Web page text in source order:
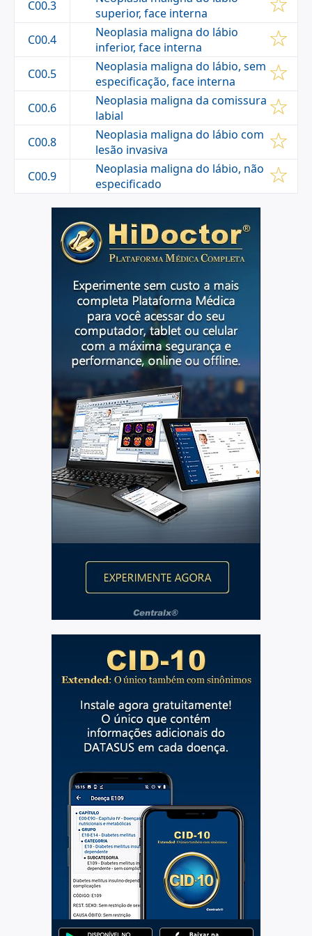
Respiratório;Neoplasias do Trato
Respiratório;Tumores do Aparelho
Respiratório;Tumores do Trato Respiratório
Crescimento novo e anormal do tecido do
SISTEMA RESPIRATÓRIO.
Neoplasias Gengivais
Sinônimo:
Epúlide Congênito;Lesão Periférica
Congênita
Novo crescimento anormal de tecido na
GENGIVA.
Descrição:
Neoplasias da Língua
Sinônimo:
Câncer da Língua
C00.3
superior, face interna
C00.4
Neoplasia maligna do lábio
inferior, face interna
C00.5
Neoplasia maligna do lábio, sem
especificação, face interna
C00.6
Neoplasia maligna da comissura
labial
C00.8
Neoplasia maligna do lábio com
lesão invasiva
C00.9
Neoplasia maligna do lábio, não
especificado